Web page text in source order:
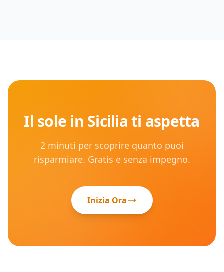
Il sole in Siciliati aspetta
2 minuti per scoprire quanto puoi
risparmiare. Gratis e senza impegno.
Inizia Ora